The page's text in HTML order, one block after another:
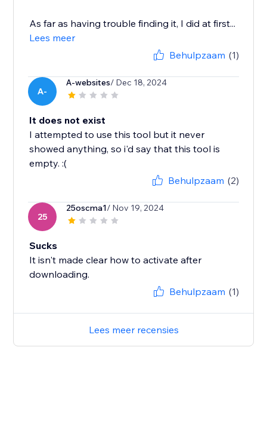
As far as having trouble finding it, I did at first...
Lees meer
Behulpzaam (1)
A-
A-websites/ Dec 18, 2024
It does not exist
I attempted to use this tool but it never
showed anything, so i'd say that this tool is
empty. :(
Behulpzaam (2)
25
25oscma1/ Nov 19, 2024
Sucks
It isn't made clear how to activate after
downloading.
Behulpzaam (1)
Lees meer recensies